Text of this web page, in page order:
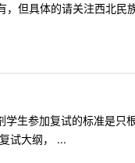
但具体的请关注西北民
参加复试的标准是只
试大纲， ...